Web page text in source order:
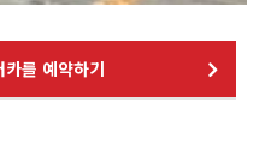
를 예약하기